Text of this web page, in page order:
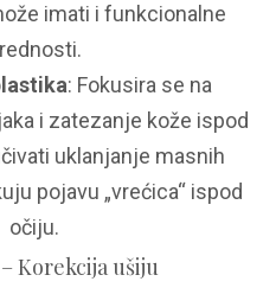
imati i funkcionalne
: Fokusira se na
i zatezanje kože ispod
uklanjanje masnih
pojavu „vrećica“ ispod
očiju.
Korekcija ušiju